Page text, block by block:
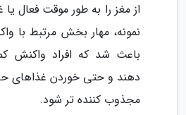
از مغز را به طور موقت فعال یا
نمونه، مهار بخش مرتبط با
باعث شد که افراد واکنش
دهند و حتی خوردن غذاهای
مجذوب کننده تر شود.